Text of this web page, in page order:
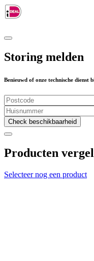
Storing melden
Benieuwd of onze technische dienst
Check beschikbaarheid
Producten
Selecteer nog een product